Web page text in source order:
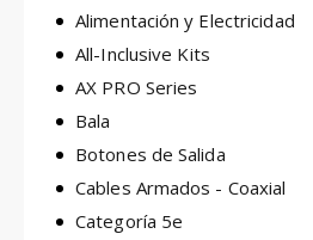
Alimentación y Electricidad
All-Inclusive Kits
AX PRO Series
Bala
Botones de Salida
Cables Armados - Coaxial
Categoría 5e